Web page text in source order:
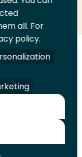
Contact
all. For
policy.